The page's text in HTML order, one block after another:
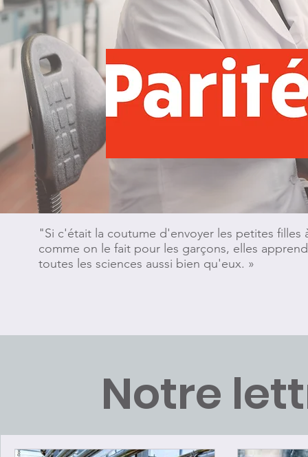
"Si c'était la coutume d'envoyer les petites
comme on le fait pour les garçons, elles
toutes les sciences aussi bien qu'eux. »
Notre